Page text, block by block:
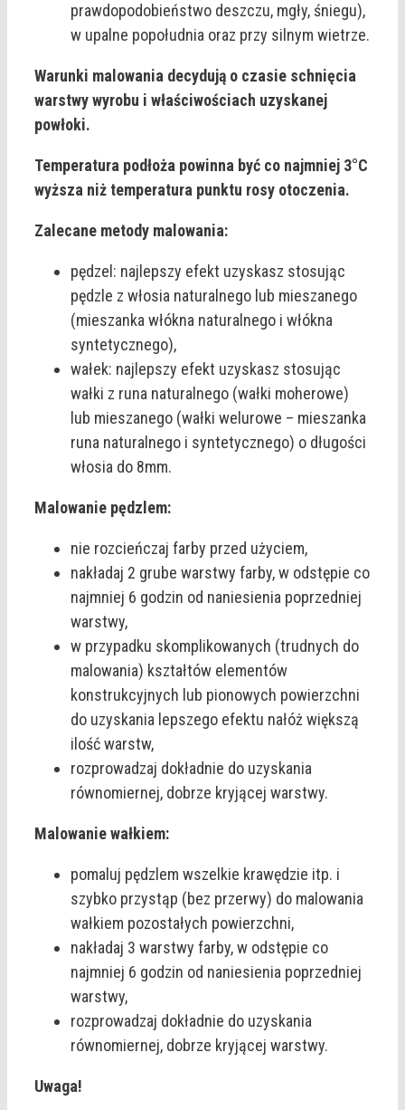
prawdopodobieństwo deszczu, mgły, śniegu),
w upalne popołudnia oraz przy silnym wietrze.
Warunki malowania decydują o czasie schnięcia
warstwy wyrobu i właściwościach uzyskanej
powłoki.
Temperatura podłoża powinna być co najmniej 3°C
wyższa niż temperatura punktu rosy otoczenia.
Zalecane metody malowania:
pędzel: najlepszy efekt uzyskasz stosując
pędzle z włosia naturalnego lub mieszanego
(mieszanka włókna naturalnego i włókna
syntetycznego),
wałek: najlepszy efekt uzyskasz stosując
wałki z runa naturalnego (wałki moherowe)
lub mieszanego (wałki welurowe – mieszanka
runa naturalnego i syntetycznego) o długości
włosia do 8mm.
Malowanie pędzlem:
nie rozcieńczaj farby przed użyciem,
nakładaj 2 grube warstwy farby, w odstępie co
najmniej 6 godzin od naniesienia poprzedniej
warstwy,
w przypadku skomplikowanych (trudnych do
malowania) kształtów elementów
konstrukcyjnych lub pionowych powierzchni
do uzyskania lepszego efektu nałóż większą
ilość warstw,
rozprowadzaj dokładnie do uzyskania
równomiernej, dobrze kryjącej warstwy.
Malowanie wałkiem:
pomaluj pędzlem wszelkie krawędzie itp. i
szybko przystąp (bez przerwy) do malowania
wałkiem pozostałych powierzchni,
nakładaj 3 warstwy farby, w odstępie co
najmniej 6 godzin od naniesienia poprzedniej
warstwy,
rozprowadzaj dokładnie do uzyskania
równomiernej, dobrze kryjącej warstwy.
Uwaga!